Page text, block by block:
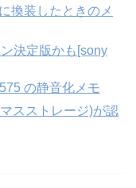
換装したときのメ
決定版かも[sony
の静音化メモ
スストレージ)が認